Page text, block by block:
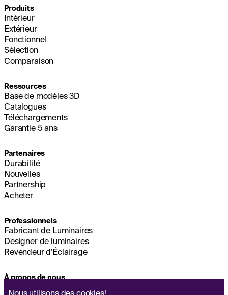
Nous utilisons des cookies!
Produits
Intérieur
Extérieur
Fonctionnel
Sélection
Comparaison
Ressources
Base de modèles 3D
Catalogues
Téléchargements
Garantie 5 ans
Partenaires
Durabilité
Nouvelles
Partnership
Acheter
Professionnels
Fabricant de Luminaires
Designer de luminaires
Revendeur d'Éclairage
À propos de nous